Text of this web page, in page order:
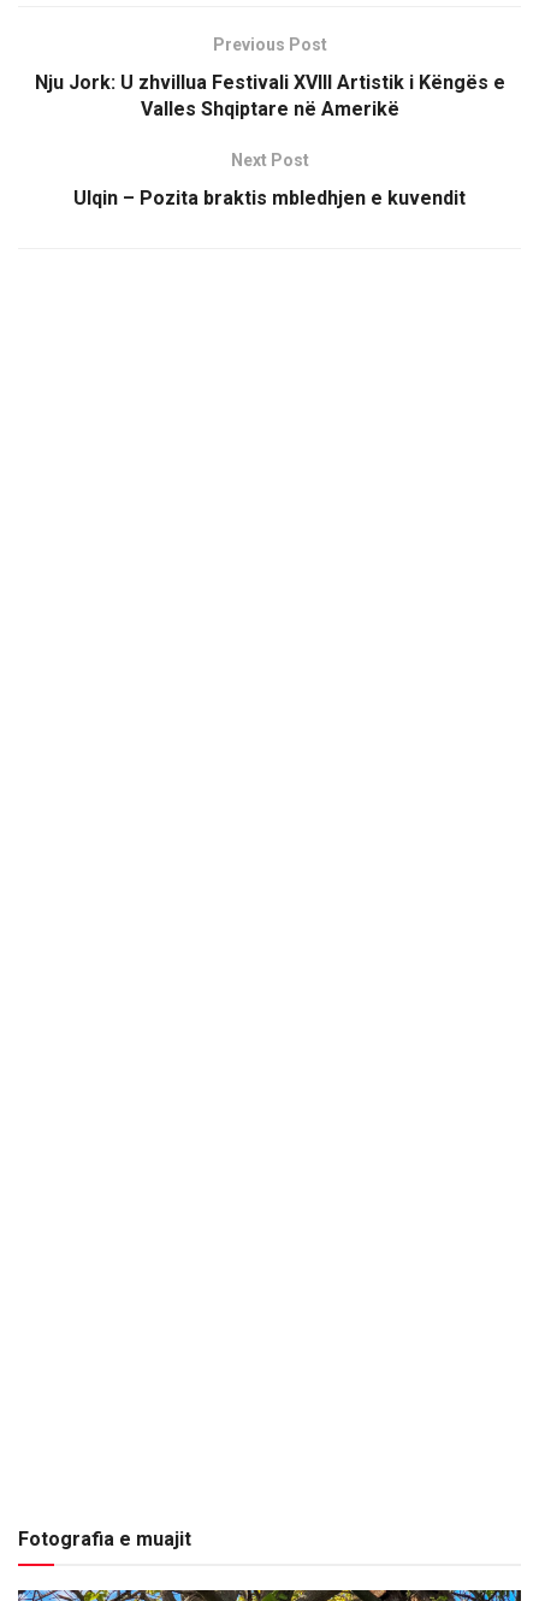
Previous Post
Nju Jork: U zhvillua Festivali XVIII Artistik i Këngës e
Valles Shqiptare në Amerikë
Next Post
Ulqin – Pozita braktis mbledhjen e kuvendit
Fotografia e muajit